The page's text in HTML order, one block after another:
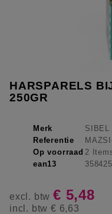
HARSPARELS
250GR
Merk
SIBEL
Referentie
Op voorraad 2
ean13
excl. btw € 5,48
incl. btw € 6,63